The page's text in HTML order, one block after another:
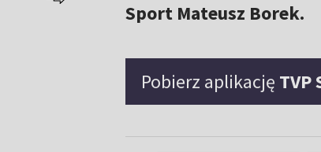
Sport Mateusz Borek.
Pobierz aplikację TVP